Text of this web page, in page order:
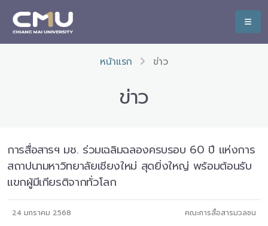
หน้าแรก ข่าว
ข่าว
การสื่อสารฯ มช. ร่วมเฉลิมฉลองครบรอบ 60 ปี แห่งการ
สถาปนามหาวิทยาลัยเชียงใหม่ สุดยิ่งใหญ่ พร้อมต้อนรับ
แขกผู้มีเกียรติจากทั่วโลก
24 มกราคม 2568 คณะการสื่อสารมวลชน